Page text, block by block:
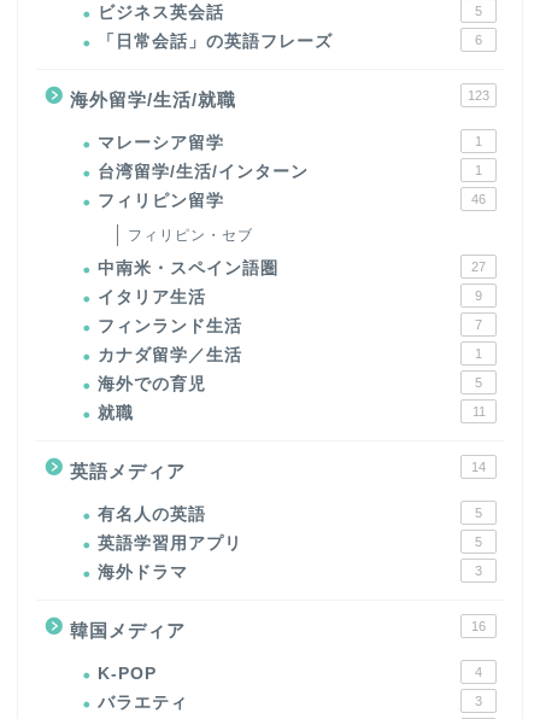
ビジネス英会話 5
「日常会話」の英語フレーズ 6
海外留学/生活/就職 123
マレーシア留学 1
台湾留学/生活/インターン 1
フィリピン留学 46
フィリピン・セブ
中南米・スペイン語圏 27
イタリア生活 9
フィンランド生活 7
カナダ留学／生活 1
海外での育児 5
就職 11
英語メディア 14
有名人の英語 5
英語学習用アプリ 5
海外ドラマ 3
韓国メディア 16
K-POP 4
バラエティ 3